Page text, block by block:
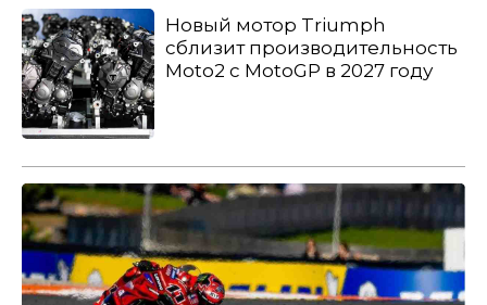
Новый мотор Triumph
сблизит производительность
Moto2 с MotoGP в 2027 году